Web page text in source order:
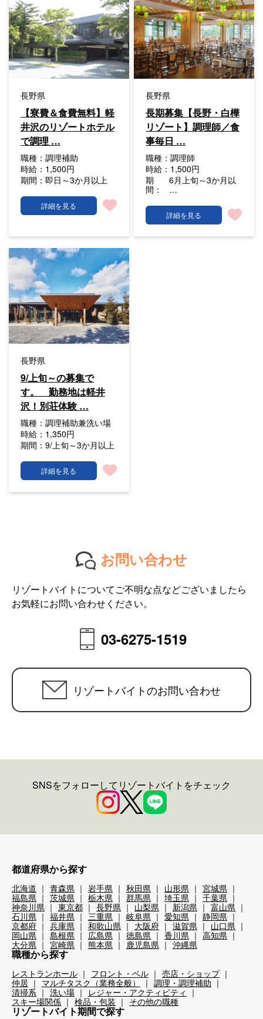
長野県
【寮費＆食費無料】軽
井沢のリゾートホテル
で調理 …
職種： 調理補助
時給： 1,500円
期間： 即日～3か月以上
詳細を見る
長野県
長期募集【長野・白樺
リゾート】調理師／食
事毎日 …
職種：調理師
時給： 1,500円
期
間：
6月上旬～3か月以
…
詳細を見る
長野県
9/上旬～の募集で
す。 勤務地は軽井
沢！別荘体験 …
職種： 調理補助兼洗い場
時給： 1,350円
期間： 9/上旬～3か月以上
詳細を見る
お問い合わせ
リゾートバイトについてご不明な点などございましたら
お気軽にお問い合わせください。
03-6275-1519
リゾートバイトのお問い合わせ
SNSをフォローしてリゾートバイトをチェック
都道府県から探す
北海道 青森県 岩手県 秋田県 山形県
宮城県
福島県
茨城県 栃木県 群馬県 埼玉県
千葉県
神奈川県
東京都 長野県 山梨県 新潟県
富山県
石川県
福井県 三重県 岐阜県 愛知県
静岡県
京都府
兵庫県 和歌山県 大阪府 滋賀県
山口県
岡山県
島根県 広島県 徳島県 香川県
高知県
大分県
宮崎県 熊本県 鹿児島県 沖縄県
職種から探す
レストランホール フロント・ベル
売店・ショップ
仲居
マルチタスク（業務全般）
調理・調理補助
清掃系
洗い場
レジャー・アクティビティ
スキー場関係
検品・包装 その他の職種
リゾートバイト期間で探す